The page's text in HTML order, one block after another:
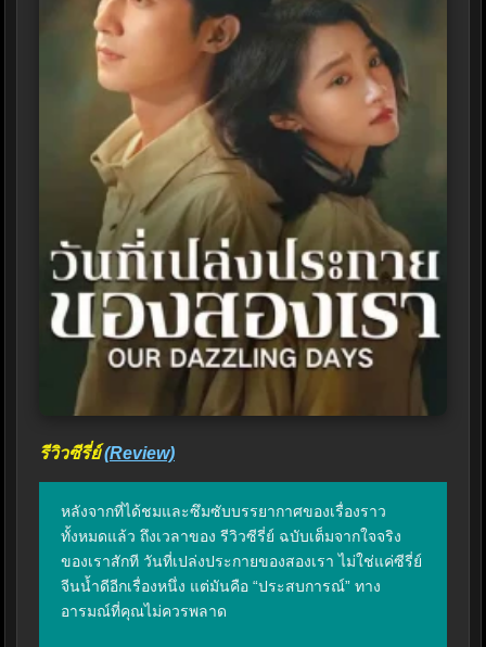
รีวิวซีรี่ย์(Review)
หลังจากที่ได้ชมและซึมซับบรรยากาศของเรื่องราว
ทั้งหมดแล้ว ถึงเวลาของ รีวิวซีรี่ย์ ฉบับเต็มจากใจจริง
ของเราสักที วันที่เปล่งประกายของสองเรา ไม่ใช่แค่ซีรี่ย์
จีนน้ำดีอีกเรื่องหนึ่ง แต่มันคือ “ประสบการณ์” ทาง
อารมณ์ที่คุณไม่ควรพลาด